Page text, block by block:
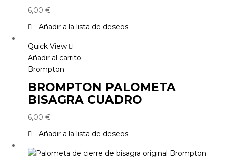
6,00 €
Añadir a la lista de deseos
Quick View
Añadir al carrito
Brompton
BROMPTON PALOMETA
BISAGRA CUADRO
6,00 €
Añadir a la lista de deseos